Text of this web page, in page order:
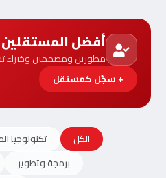
أفضل المستقلين
مطورين ومصممين وخبراء
+ سجّل كمستقل
الكل تكنولوجيا
برمجة وتطوير